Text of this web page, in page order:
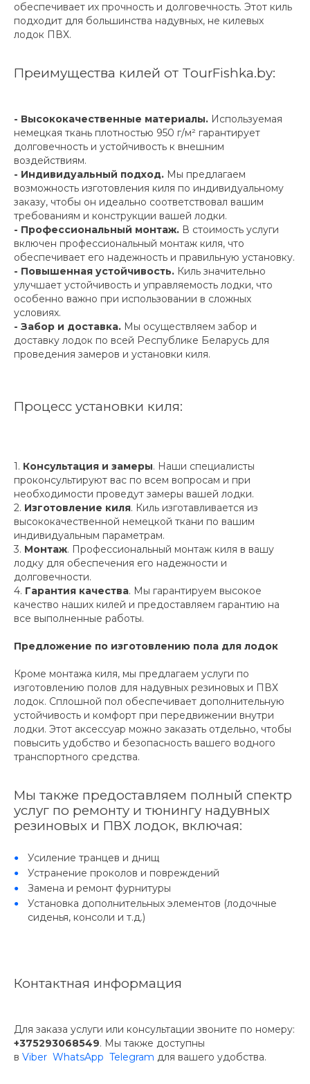
обеспечивает их прочность и долговечность. Этот киль
подходит для большинства надувных, не килевых
лодок ПВХ.
Преимущества килей от TourFishka.by:
- Высококачественные материалы. Используемая
немецкая ткань плотностью 950 г/м² гарантирует
долговечность и устойчивость к внешним
воздействиям.
- Индивидуальный подход. Мы предлагаем
возможность изготовления киля по индивидуальному
заказу, чтобы он идеально соответствовал вашим
требованиям и конструкции вашей лодки.
- Профессиональный монтаж. В стоимость услуги
включен профессиональный монтаж киля, что
обеспечивает его надежность и правильную установку.
- Повышенная устойчивость. Киль значительно
улучшает устойчивость и управляемость лодки, что
особенно важно при использовании в сложных
условиях.
- Забор и доставка. Мы осуществляем забор и
доставку лодок по всей Республике Беларусь для
проведения замеров и установки киля.
Процесс установки киля:
1. Консультация и замеры. Наши специалисты
проконсультируют вас по всем вопросам и при
необходимости проведут замеры вашей лодки.
2. Изготовление киля. Киль изготавливается из
высококачественной немецкой ткани по вашим
индивидуальным параметрам.
3. Монтаж. Профессиональный монтаж киля в вашу
лодку для обеспечения его надежности и
долговечности.
4. Гарантия качества. Мы гарантируем высокое
качество наших килей и предоставляем гарантию на
все выполненные работы.
Предложение по изготовлению пола для лодок
Кроме монтажа киля, мы предлагаем услуги по
изготовлению полов для надувных резиновых и ПВХ
лодок. Сплошной пол обеспечивает дополнительную
устойчивость и комфорт при передвижении внутри
лодки. Этот аксессуар можно заказать отдельно, чтобы
повысить удобство и безопасность вашего водного
транспортного средства.
Мы также предоставляем полный спектр
услуг по ремонту и тюнингу надувных
резиновых и ПВХ лодок, включая:
Усиление транцев и днищ
Устранение проколов и повреждений
Замена и ремонт фурнитуры
Установка дополнительных элементов (лодочные
сиденья, консоли и т.д.)
Контактная информация
Для заказа услуги или консультации звоните по номеру:
+375293068549. Мы также доступны
в Viber WhatsApp Telegram для вашего удобства.